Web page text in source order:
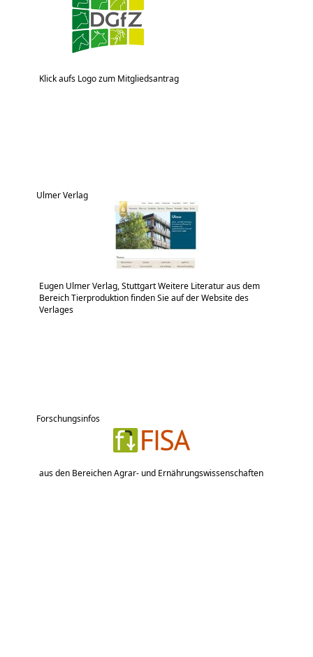
Klick aufs Logo zum Mitgliedsantrag
Ulmer Verlag
Eugen Ulmer Verlag, Stuttgart Weitere Literatur aus dem
Bereich Tierproduktion finden Sie auf der Website des
Verlages
Forschungsinfos
aus den Bereichen Agrar- und Ernährungswissenschaften